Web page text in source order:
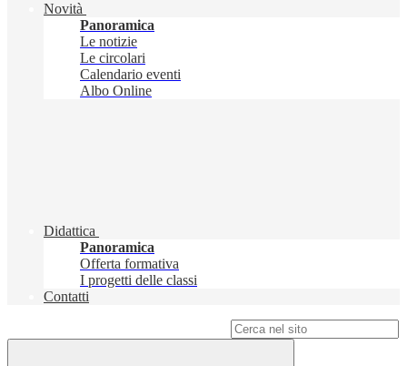
Novità
Panoramica
Le notizie
Le circolari
Calendario eventi
Albo Online
Didattica
Panoramica
Offerta formativa
I progetti delle classi
Contatti